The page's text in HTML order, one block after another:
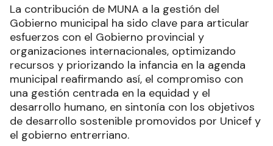
La contribución de MUNA a la gestión del
Gobierno municipal ha sido clave para articular
esfuerzos con el Gobierno provincial y
organizaciones internacionales, optimizando
recursos y priorizando la infancia en la agenda
municipal reafirmando así, el compromiso con
una gestión centrada en la equidad y el
desarrollo humano, en sintonía con los objetivos
de desarrollo sostenible promovidos por Unicef y
el gobierno entrerriano.